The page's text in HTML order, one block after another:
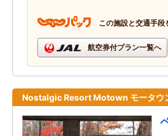
この施設と交通手
航空券付プラン一覧へ
Nostalgic Resort Motown モータウ